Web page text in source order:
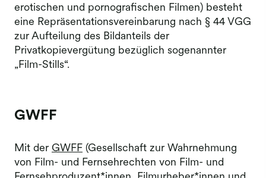
erotischen und pornografischen Filmen) besteht
eine Repräsentationsvereinbarung nach § 44 VGG
zur Aufteilung des Bildanteils der
Privatkopievergütung bezüglich sogenannter
„Film-Stills“.
GWFF
Mit der GWFF (Gesellschaft zur Wahrnehmung
von Film- und Fernsehrechten von Film- und